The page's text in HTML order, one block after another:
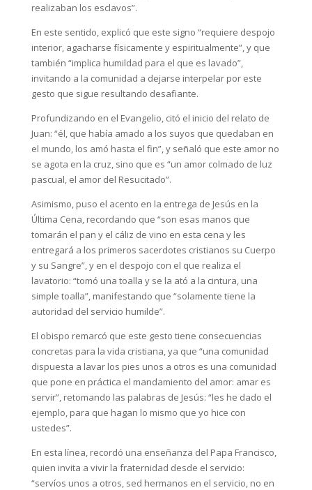
realizaban los esclavos”.
En este sentido, explicó que este signo “requiere despojo
interior, agacharse físicamente y espiritualmente”, y que
también “implica humildad para el que es lavado”,
invitando a la comunidad a dejarse interpelar por este
gesto que sigue resultando desafiante.
Profundizando en el Evangelio, citó el inicio del relato de
Juan: “él, que había amado a los suyos que quedaban en
el mundo, los amó hasta el fin”, y señaló que este amor no
se agota en la cruz, sino que es “un amor colmado de luz
pascual, el amor del Resucitado”.
Asimismo, puso el acento en la entrega de Jesús en la
Última Cena, recordando que “son esas manos que
tomarán el pan y el cáliz de vino en esta cena y les
entregará a los primeros sacerdotes cristianos su Cuerpo
y su Sangre”, y en el despojo con el que realiza el
lavatorio: “tomó una toalla y se la ató a la cintura, una
simple toalla”, manifestando que “solamente tiene la
autoridad del servicio humilde”.
El obispo remarcó que este gesto tiene consecuencias
concretas para la vida cristiana, ya que “una comunidad
dispuesta a lavar los pies unos a otros es una comunidad
que pone en práctica el mandamiento del amor: amar es
servir”, retomando las palabras de Jesús: “les he dado el
ejemplo, para que hagan lo mismo que yo hice con
ustedes”.
En esta línea, recordó una enseñanza del Papa Francisco,
quien invita a vivir la fraternidad desde el servicio:
“servíos unos a otros, sed hermanos en el servicio, no en